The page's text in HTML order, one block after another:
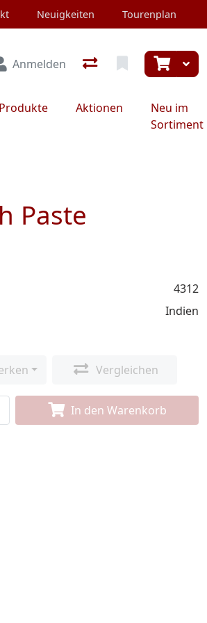
Neuigkeiten Tourenplan
Anmelden
Aktionen
Neu im
Sortiment
Paste
4312
Indien
Vergleichen
In den Warenkorb